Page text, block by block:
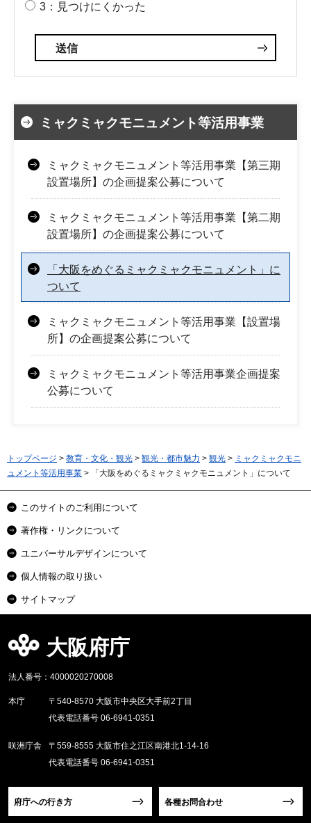
3：見つけにくかった
ミャクミャクモニュメント等活用事業
ミャクミャクモニュメント等活用事業【第三期
設置場所】の企画提案公募について
ミャクミャクモニュメント等活用事業【第二期
設置場所】の企画提案公募について
「大阪をめぐるミャクミャクモニュメント」に
ついて
ミャクミャクモニュメント等活用事業【設置場
所】の企画提案公募について
ミャクミャクモニュメント等活用事業企画提案
公募について
トップページ > 教育・文化・観光 > 観光・都市魅力 > 観光 > ミャクミャクモニ
ュメント等活用事業 > 「大阪をめぐるミャクミャクモニュメント」について
このサイトのご利用について
著作権・リンクについて
ユニバーサルデザインについて
個人情報の取り扱い
サイトマップ
大阪府庁
法人番号：4000020270008
本庁
〒540-8570 大阪市中央区大手前2丁目
代表電話番号 06-6941-0351
咲洲庁舎
〒559-8555 大阪市住之江区南港北1-14-16
代表電話番号 06-6941-0351
府庁への行き方 各種お問合わせ